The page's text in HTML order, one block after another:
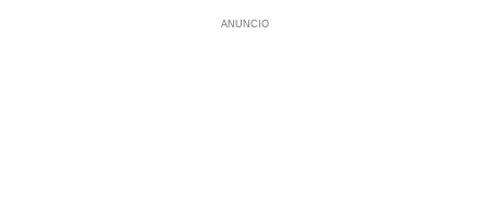
ANUNCIO